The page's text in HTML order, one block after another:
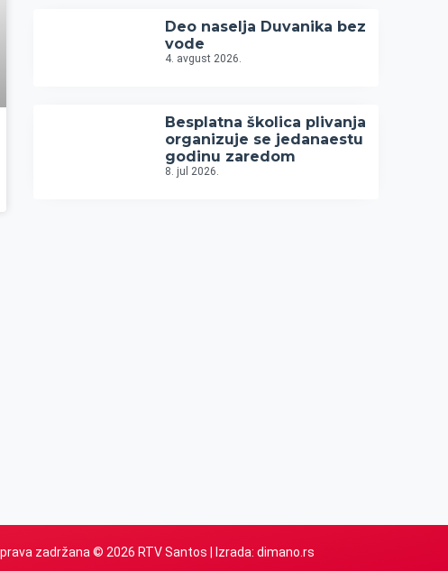
Deo naselja Duvanika bez
vode
4. avgust 2026.
Besplatna školica plivanja
organizuje se jedanaestu
godinu zaredom
8. jul 2026.
zadržana © 2026 RTV Santos | Izrada: dimano.rs